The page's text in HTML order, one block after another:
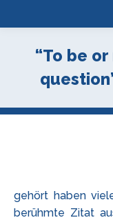
“To be
gehört haben
berühmte Zitat